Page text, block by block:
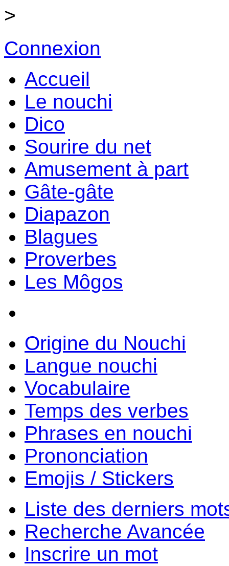
>
Connexion
Accueil
Le nouchi
Dico
Sourire du net
Amusement à part
Gâte-gâte
Diapazon
Blagues
Proverbes
Les Môgos
Origine du Nouchi
Langue nouchi
Vocabulaire
Temps des verbes
Phrases en nouchi
Prononciation
Emojis / Stickers
Liste des derniers
Recherche Avancée
Inscrire un mot